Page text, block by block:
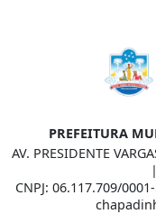
PREFEITURA
AV. PRESIDENTE
CNPJ: 06.117.709/